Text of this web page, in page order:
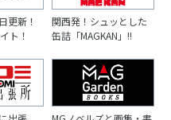
更新！
ト！
関西発！シュッとした
缶詰「MAGKAN」!!